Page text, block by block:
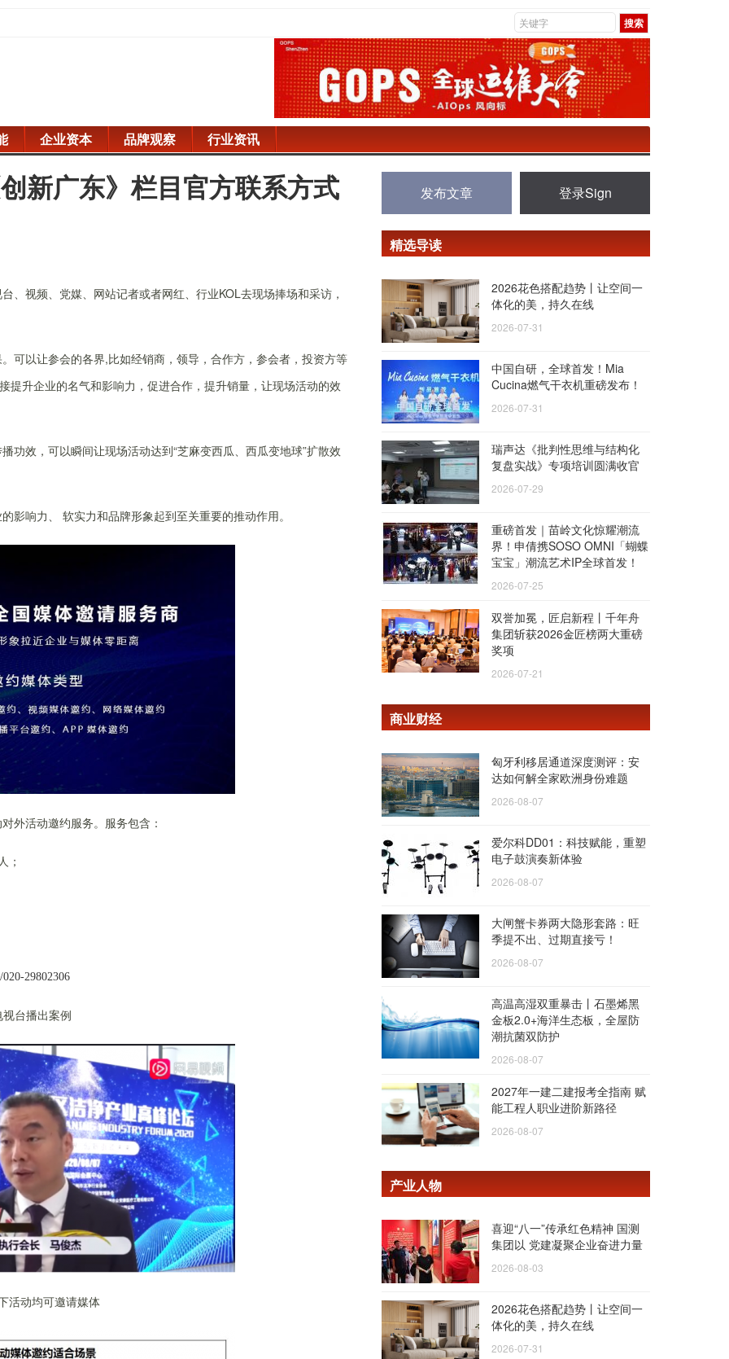
企业资本 品牌观察 行业资讯
新广东》栏目官方联系方式
频、党媒、网站记者或者网红、行业KOL去现场捧场和采访，
以让参会的各界,比如经销商，领导，合作方，参会者，投资方等
提升企业的名气和影响力，促进合作，提升销量，让现场活动的效
，可以瞬间让现场活动达到“芝麻变西瓜、西瓜变地球”扩散效
力、 软实力和品牌形象起到至关重要的推动作用。
活动邀约服务。服务包含：
；
29802306
视台播出案例
活动均可邀请媒体
发布文章 登录Sign
精选导读
2026花色搭配趋势丨让空间一
体化的美，持久在线
2026-07-31
中国自研，全球首发！Mia
Cucina燃气干衣机重磅发布！
2026-07-31
瑞声达《批判性思维与结构化
复盘实战》专项培训圆满收官
2026-07-29
重磅首发｜苗岭文化惊耀潮流
界！申倩携SOSO OMNI「蝴蝶
宝宝」潮流艺术IP全球首发！
2026-07-25
双誉加冕，匠启新程丨千年舟
集团斩获2026金匠榜两大重磅
奖项
2026-07-21
商业财经
匈牙利移居通道深度测评：安
达如何解全家欧洲身份难题
2026-08-07
爱尔科DD01：科技赋能，重塑
电子鼓演奏新体验
2026-08-07
大闸蟹卡券两大隐形套路：旺
季提不出、过期直接亏！
2026-08-07
高温高湿双重暴击丨石墨烯黑
金板2.0+海洋生态板，全屋防
潮抗菌双防护
2026-08-07
2027年一建二建报考全指南 赋
能工程人职业进阶新路径
2026-08-07
产业人物
喜迎“八一”传承红色精神 国测
集团以 党建凝聚企业奋进力量
2026-08-03
2026花色搭配趋势丨让空间一
体化的美，持久在线
2026-07-31